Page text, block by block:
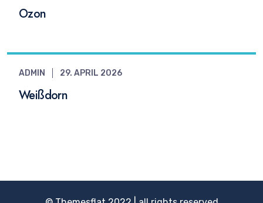
Ozon
ADMIN 29. APRIL 2026
Weißdorn